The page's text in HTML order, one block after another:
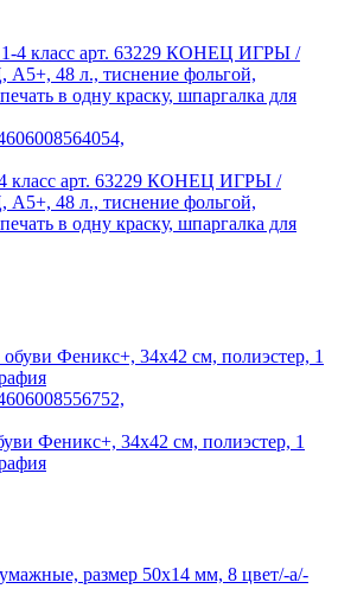
класс арт. 63229 КОНЕЦ ИГРЫ /
А5+, 48 л., тиснение фольгой,
в одну краску, шпаргалка для
Феникс+, 34х42 см, полиэстер, 1